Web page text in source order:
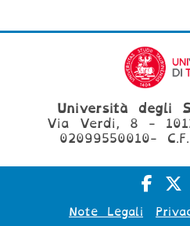
Università degli
Via Verdi, 8 -
02099550010-
Note Legali